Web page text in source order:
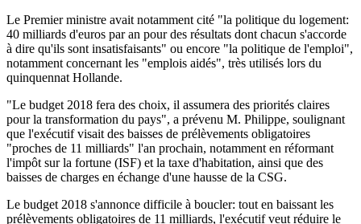
Le Premier ministre avait notamment cité "la politique du logement:
40 milliards d'euros par an pour des résultats dont chacun s'accorde
à dire qu'ils sont insatisfaisants" ou encore "la politique de l'emploi",
notamment concernant les "emplois aidés", très utilisés lors du
quinquennat Hollande.
"Le budget 2018 fera des choix, il assumera des priorités claires
pour la transformation du pays", a prévenu M. Philippe, soulignant
que l'exécutif visait des baisses de prélèvements obligatoires
"proches de 11 milliards" l'an prochain, notamment en réformant
l'impôt sur la fortune (ISF) et la taxe d'habitation, ainsi que des
baisses de charges en échange d'une hausse de la CSG.
Le budget 2018 s'annonce difficile à boucler: tout en baissant les
prélèvements obligatoires de 11 milliards, l'exécutif veut réduire le